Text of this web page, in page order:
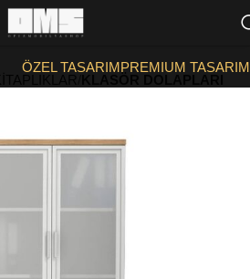
ÖZEL TASARIMPREMIUM TASARIM